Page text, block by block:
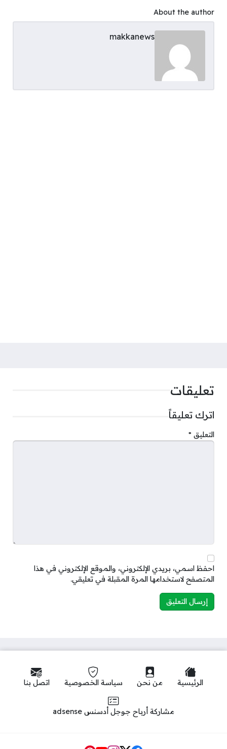
About the author
makkanews
تعليقات
اترك تعليقاً
التعليق *
احفظ اسمي، بريدي الإلكتروني، والموقع الإلكتروني في هذا
المتصفح لاستخدامها المرة المقبلة في تعليقي.
الرئيسية من نحن سياسة الخصوصية اتصل بنا
مشاركة أرباح جوجل أدسنس adsense